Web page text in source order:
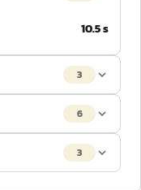
10.5 s
3
6
3